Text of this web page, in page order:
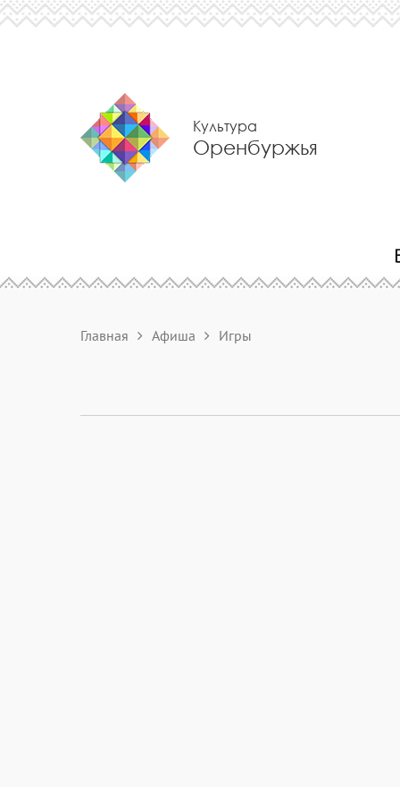
Культура
Оренбуржья
Главная Афиша Игры